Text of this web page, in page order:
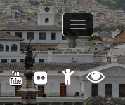
Toggle
navigation